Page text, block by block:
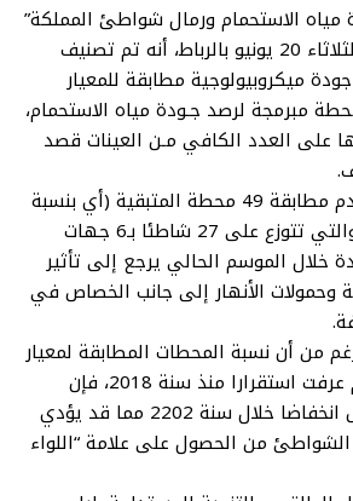
مياه الاستحمام ورمال شواطئ المملكة”
الذي قدمت نتائجه، الثلاثاء 20 يونيو بالرباط، أنه تم تصنيف
ميكروبيولوجية مطابقة للمعيار
من أصل 495 محطة مبرمجة لرصد جـودة مياه الاستحمام،
منها على العدد الكافي مـن العينات قصد
وحسب التقرير فإن عدم مطابقة 49 محطة المتبقية (أي بنسبة
11,95 في المائة )، والتي تتوزع على 27 شاطئا بـ6 جهات
خلال الموسم الحالي يرجع إلى تأثير
وحمولات الأنهار إلى جانب الخصاص في
من أن نسبة المحطات المطابقة لمعيار
جودة مياه الاستحمام عرفت استقرارا منذ سنة 2018، فإن
الصنـف “ممتازة” سجل انخفاضا خلال سنة 2202 مما قد يؤدي
من الحصول على علامة “اللواء